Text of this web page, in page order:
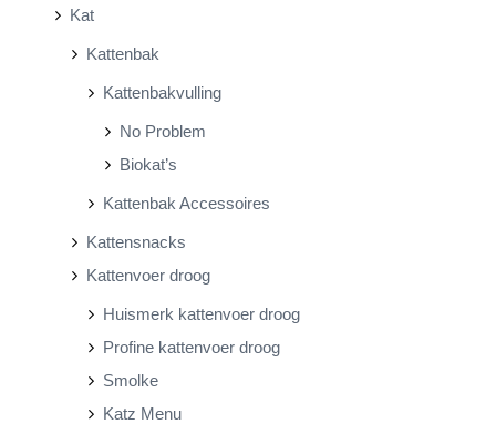
Kat
Kattenbak
Kattenbakvulling
No Problem
Biokat’s
Kattenbak Accessoires
Kattensnacks
Kattenvoer droog
Huismerk kattenvoer droog
Profine kattenvoer droog
Smolke
Katz Menu